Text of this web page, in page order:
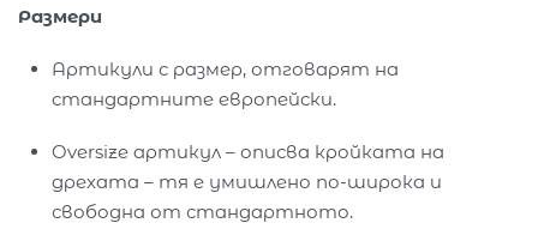
Размери
Артикули с размер, отговарят на
стандартните европейски.
Oversize артикул – описва кройката на
дрехата – тя е умишлено по-широка и
свободна от стандартното.